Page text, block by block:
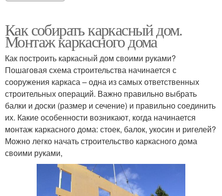
Как собирать каркасный дом.
Монтаж каркасного дома
Как построить каркасный дом своими руками?
Пошаговая схема строительства начинается с
сооружения каркаса – одна из самых ответственных
строительных операций. Важно правильно выбрать
балки и доски (размер и сечение) и правильно соединить
их. Какие особенности возникают, когда начинается
монтаж каркасного дома: стоек, балок, укосин и ригелей?
Можно легко начать строительство каркасного дома
своими руками,